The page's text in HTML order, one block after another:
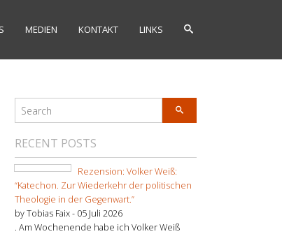
MEDIEN KONTAKT LINKS
RECENT POSTS
Rezension: Volker Weiß:
“Katechon. Zur Wiederkehr der politischen
Theologie in der Gegenwart.”
by Tobias Faix - 05 Juli 2026
. Am Wochenende habe ich Volker Weiß